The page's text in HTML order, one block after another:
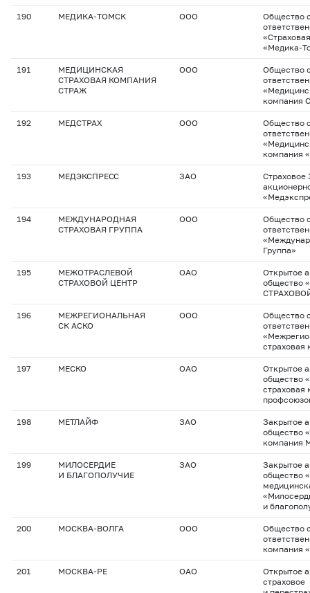
190 МЕДИКА-ТОМСК ООО
Общество
«Медика-
191
МЕДИЦИНСКАЯ
СТРАХОВАЯ КОМПАНИЯ
СТРАЖ
ООО
Общество
компания
192 МЕДСТРАХ ООО
Общество
компания
193 МЕДЭКСПРЕСС ЗАО
Страховое
194
МЕЖДУНАРОДНАЯ
СТРАХОВАЯ ГРУППА
ООО
Общество
Группа»
195
МЕЖОТРАСЛЕВОЙ
СТРАХОВОЙ ЦЕНТР
ОАО
Открытое
общество
196
МЕЖРЕГИОНАЛЬНАЯ
СК АСКО
ООО
Общество
страховая
197 МЕСКО ОАО
Открытое
общество
страховая
198 МЕТЛАЙФ ЗАО
Закрытое
общество
компания
199
МИЛОСЕРДИЕ
И БЛАГОПОЛУЧИЕ
ЗАО
Закрытое
общество
и
200 МОСКВА-ВОЛГА ООО
Общество
компания
201 МОСКВА-РЕ ОАО
Открытое
страховое